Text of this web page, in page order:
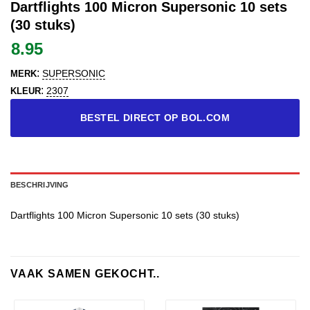
Dartflights 100 Micron Supersonic 10 sets
(30 stuks)
8.95
MERK: SUPERSONIC
KLEUR: 2307
BESTEL DIRECT OP BOL.COM
BESCHRIJVING
Dartflights 100 Micron Supersonic 10 sets (30 stuks)
VAAK SAMEN GEKOCHT..